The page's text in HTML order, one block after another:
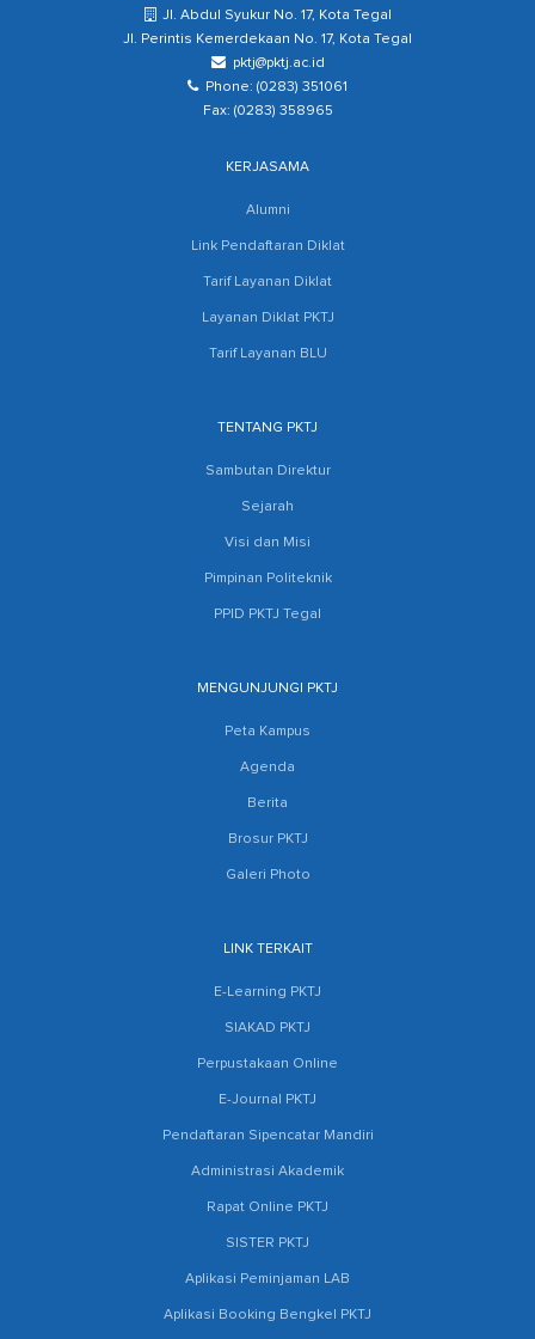
Jl. Abdul Syukur No. 17, Kota Tegal
Jl. Perintis Kemerdekaan No. 17, Kota Tegal
pktj@pktj.ac.id
Phone: (0283) 351061
Fax: (0283) 358965
KERJASAMA
Alumni
Link Pendaftaran Diklat
Tarif Layanan Diklat
Layanan Diklat PKTJ
Tarif Layanan BLU
TENTANG PKTJ
Sambutan Direktur
Sejarah
Visi dan Misi
Pimpinan Politeknik
PPID PKTJ Tegal
MENGUNJUNGI PKTJ
Peta Kampus
Agenda
Berita
Brosur PKTJ
Galeri Photo
LINK TERKAIT
E-Learning PKTJ
SIAKAD PKTJ
Perpustakaan Online
E-Journal PKTJ
Pendaftaran Sipencatar Mandiri
Administrasi Akademik
Rapat Online PKTJ
SISTER PKTJ
Aplikasi Peminjaman LAB
Aplikasi Booking Bengkel PKTJ